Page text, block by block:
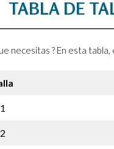
TABLA DE
necesitas ? En esta
1
2